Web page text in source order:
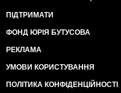
ПІДТРИМАТИ
ФОНД ЮРІЯ БУТУСОВА
РЕКЛАМА
УМОВИ КОРИСТУВАННЯ
ПОЛІТИКА КОНФІДЕНЦІЙНОСТІ